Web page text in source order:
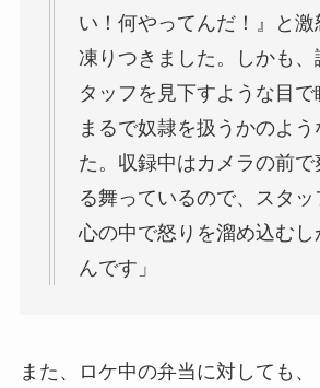
い！何やってんだ！』と激
凍りつきました。しかも、
タッフを見下すような目で
まるで奴隷を扱うかのよう
た。収録中はカメラの前で
る舞っているので、スタッ
心の中で怒りを溜め込むし
んです」
また、ロケ中の弁当に対しても、